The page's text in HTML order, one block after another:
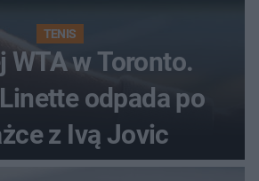
TENIS
WTA w Toronto.
odpada po
z Ivą Jovic